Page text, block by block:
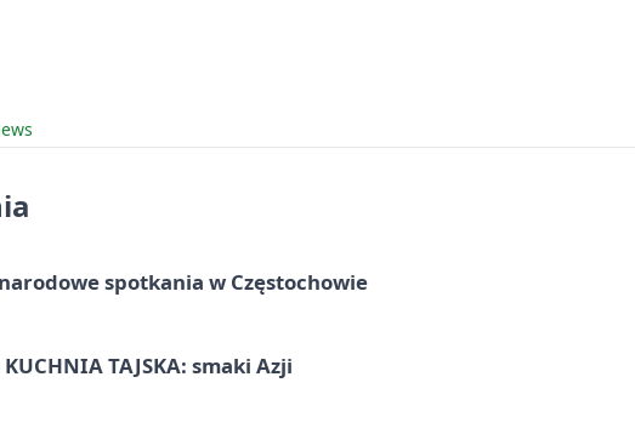
spotkania w Częstochowie
TAJSKA: smaki Azji